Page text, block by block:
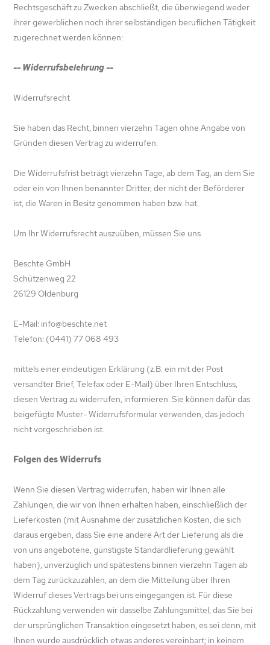
Rechtsgeschäft zu Zwecken abschließt, die überwiegend weder
ihrer gewerblichen noch ihrer selbständigen beruflichen Tätigkeit
zugerechnet werden können:
-- Widerrufsbelehrung --
Widerrufsrecht
Sie haben das Recht, binnen vierzehn Tagen ohne Angabe von
Gründen diesen Vertrag zu widerrufen.
Die Widerrufsfrist beträgt vierzehn Tage, ab dem Tag, an dem Sie
oder ein von Ihnen benannter Dritter, der nicht der Beförderer
ist, die Waren in Besitz genommen haben bzw. hat.
Um Ihr Widerrufsrecht auszuüben, müssen Sie uns
Beschte GmbH
Schützenweg 22
26129 Oldenburg
E-Mail: info@beschte.net
Telefon: (0441) 77 068 493
mittels einer eindeutigen Erklärung (z.B. ein mit der Post
versandter Brief, Telefax oder E-Mail) über Ihren Entschluss,
diesen Vertrag zu widerrufen, informieren. Sie können dafür das
beigefügte Muster- Widerrufsformular verwenden, das jedoch
nicht vorgeschrieben ist.
Folgen des Widerrufs
Wenn Sie diesen Vertrag widerrufen, haben wir Ihnen alle
Zahlungen, die wir von Ihnen erhalten haben, einschließlich der
Lieferkosten (mit Ausnahme der zusätzlichen Kosten, die sich
daraus ergeben, dass Sie eine andere Art der Lieferung als die
von uns angebotene, günstigste Standardlieferung gewählt
haben), unverzüglich und spätestens binnen vierzehn Tagen ab
dem Tag zurückzuzahlen, an dem die Mitteilung über Ihren
Widerruf dieses Vertrags bei uns eingegangen ist. Für diese
Rückzahlung verwenden wir dasselbe Zahlungsmittel, das Sie bei
der ursprünglichen Transaktion eingesetzt haben, es sei denn, mit
Ihnen wurde ausdrücklich etwas anderes vereinbart; in keinem